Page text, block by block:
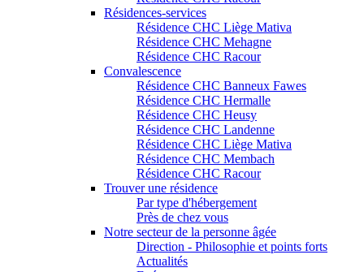
Résidences-services
Résidence CHC Liège Mativa
Résidence CHC Mehagne
Résidence CHC Racour
Convalescence
Résidence CHC Banneux Fawes
Résidence CHC Hermalle
Résidence CHC Heusy
Résidence CHC Landenne
Résidence CHC Liège Mativa
Résidence CHC Membach
Résidence CHC Racour
Trouver une résidence
Par type d'hébergement
Près de chez vous
Notre secteur de la personne âgée
Direction - Philosophie et points forts
Actualités